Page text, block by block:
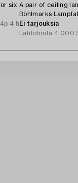
six
4p 4 h
A pair of ceiling
Böhlmarks
Ei tarjouksia
Lähtöhinta 4 000